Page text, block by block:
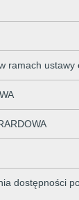
ramach ustawy
dostępności